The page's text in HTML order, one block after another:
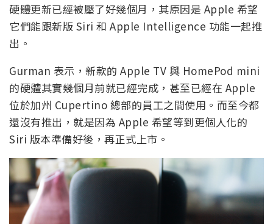
硬體更新已經被壓了好幾個月，其原因是 Apple 希望
它們能跟新版 Siri 和 Apple Intelligence 功能一起推
出。
Gurman 表示，新款的 Apple TV 與 HomePod mini
的硬體其實幾個月前就已經完成，甚至已經在 Apple
位於加州 Cupertino 總部的員工之間使用。而至今都
還沒有推出，就是因為 Apple 希望等到更個人化的
Siri 版本準備好後，再正式上市。